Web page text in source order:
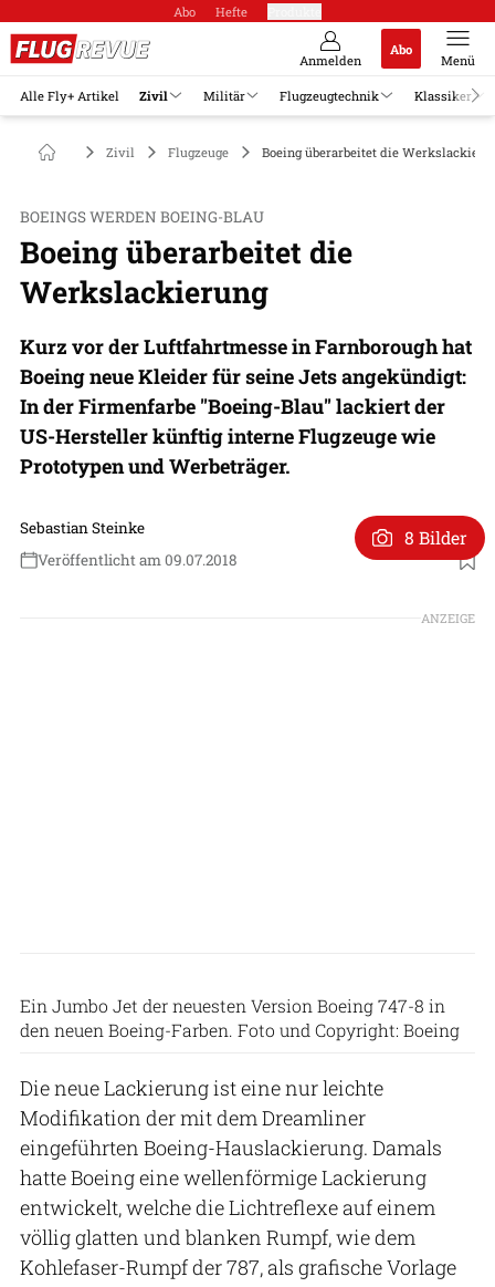
Abo Hefte
Anmelden
Abo
Menü
Alle Fly+ Artikel Zivil Militär Flugzeugtechnik Klassiker
Zivil Flugzeuge Boeing überarbeitet die
BOEINGS WERDEN BOEING-BLAU
Boeing überarbeitet die
Werkslackierung
Kurz vor der Luftfahrtmesse in Farnborough hat
Boeing neue Kleider für seine Jets angekündigt:
In der Firmenfarbe "Boeing-Blau" lackiert der
US-Hersteller künftig interne Flugzeuge wie
Prototypen und Werbeträger.
Sebastian Steinke
Veröffentlicht am 09.07.2018
8 Bilder
ANZEIGE
Ein Jumbo Jet der neuesten Version Boeing 747-8 in
den neuen Boeing-Farben. Foto und Copyright: Boeing
Die neue Lackierung ist eine nur leichte
Modifikation der mit dem Dreamliner
eingeführten Boeing-Hauslackierung. Damals
hatte Boeing eine wellenförmige Lackierung
entwickelt, welche die Lichtreflexe auf einem
völlig glatten und blanken Rumpf, wie dem
Kohlefaser-Rumpf der 787, als grafische Vorlage